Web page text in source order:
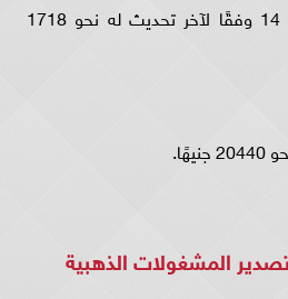
بلغ سعر جرام الذهب عيار 14 وفقًا لآخر تحديث له نحو 1718
المشغولات الذهبية